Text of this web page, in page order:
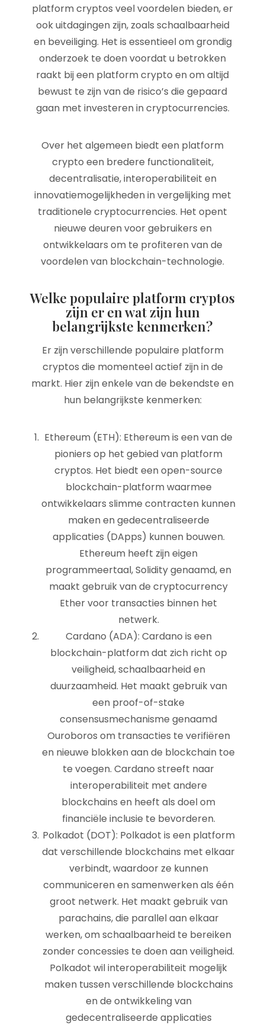
platform cryptos veel voordelen bieden, er
ook uitdagingen zijn, zoals schaalbaarheid
en beveiliging. Het is essentieel om grondig
onderzoek te doen voordat u betrokken
raakt bij een platform crypto en om altijd
bewust te zijn van de risico’s die gepaard
gaan met investeren in cryptocurrencies.
Over het algemeen biedt een platform
crypto een bredere functionaliteit,
decentralisatie, interoperabiliteit en
innovatiemogelijkheden in vergelijking met
traditionele cryptocurrencies. Het opent
nieuwe deuren voor gebruikers en
ontwikkelaars om te profiteren van de
voordelen van blockchain-technologie.
Welke populaire platform cryptos
zijn er en wat zijn hun
belangrijkste kenmerken?
Er zijn verschillende populaire platform
cryptos die momenteel actief zijn in de
markt. Hier zijn enkele van de bekendste en
hun belangrijkste kenmerken:
Ethereum (ETH): Ethereum is een van de
pioniers op het gebied van platform
cryptos. Het biedt een open-source
blockchain-platform waarmee
ontwikkelaars slimme contracten kunnen
maken en gedecentraliseerde
applicaties (DApps) kunnen bouwen.
Ethereum heeft zijn eigen
programmeertaal, Solidity genaamd, en
maakt gebruik van de cryptocurrency
Ether voor transacties binnen het
netwerk.
Cardano (ADA): Cardano is een
blockchain-platform dat zich richt op
veiligheid, schaalbaarheid en
duurzaamheid. Het maakt gebruik van
een proof-of-stake
consensusmechanisme genaamd
Ouroboros om transacties te verifiëren
en nieuwe blokken aan de blockchain toe
te voegen. Cardano streeft naar
interoperabiliteit met andere
blockchains en heeft als doel om
financiële inclusie te bevorderen.
Polkadot (DOT): Polkadot is een platform
dat verschillende blockchains met elkaar
verbindt, waardoor ze kunnen
communiceren en samenwerken als één
groot netwerk. Het maakt gebruik van
parachains, die parallel aan elkaar
werken, om schaalbaarheid te bereiken
zonder concessies te doen aan veiligheid.
Polkadot wil interoperabiliteit mogelijk
maken tussen verschillende blockchains
en de ontwikkeling van
gedecentraliseerde applicaties